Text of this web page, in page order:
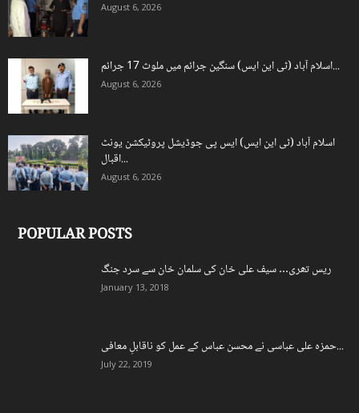
August 6, 2026
اسلام آباد (ٹی این ایس) سنگین جرائم میں ملوث 17 جرائم...
August 6, 2026
اسلام آباد (ٹی این ایس) ایس پی جوڈیشل پروٹیکشن یونٹ
اقبال...
August 6, 2026
POPULAR POSTS
ریس تھری… سیف علی خان کی سلمان خان سے سرد جنگ
January 13, 2018
حمزہ علی عباسی نے محسن عباس کے عمل کو ناقابلِ معافی...
July 22, 2019